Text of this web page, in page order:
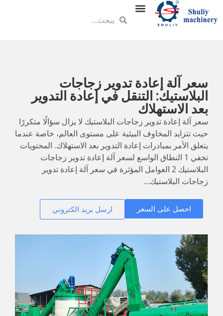
سعر آلة إعادة تدوير زجاجات
البلاستيك: التنقل في إعادة التدوير
بعد الاستهلاك
سعر آلة إعادة تدوير زجاجات البلاستيك لا يزال سؤالًا متكررًا
حيث تتزايد المخاوف البيئية على مستوى العالم، خاصة عندما
يتعلق الأمر بمبادرات إعادة التدوير بعد الاستهلاك. المحتويات
تخفي 1 النطاق الواسع لسعر آلة إعادة تدوير زجاجات
البلاستيك 2 العوامل المؤثرة في سعر آلة إعادة تدوير
زجاجات البلاستيك...
احصل على السعر ارسل بريد الكتروني